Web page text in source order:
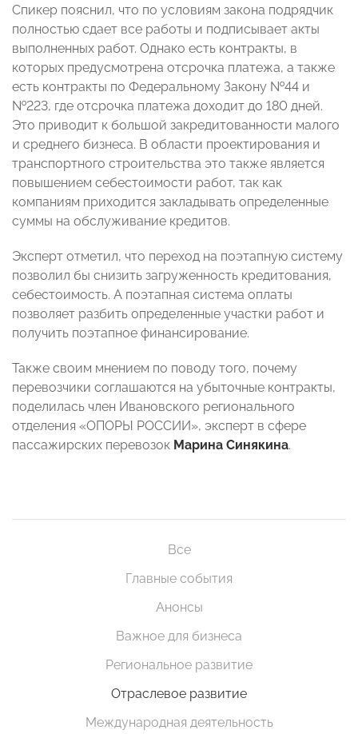
Спикер пояснил, что по условиям закона подрядчик
полностью сдает все работы и подписывает акты
выполненных работ. Однако есть контракты, в
которых предусмотрена отсрочка платежа, а также
есть контракты по Федеральному Закону №44 и
№223, где отсрочка платежа доходит до 180 дней.
Это приводит к большой закредитованности малого
и среднего бизнеса. В области проектирования и
транспортного строительства это также является
повышением себестоимости работ, так как
компаниям приходится закладывать определенные
суммы на обслуживание кредитов.
Эксперт отметил, что переход на поэтапную систему
позволил бы снизить загруженность кредитования,
себестоимость. А поэтапная система оплаты
позволяет разбить определенные участки работ и
получить поэтапное финансирование.
Также своим мнением по поводу того, почему
перевозчики соглашаются на убыточные контракты,
поделилась член Ивановского регионального
отделения «ОПОРЫ РОССИИ», эксперт в сфере
пассажирских перевозок Марина Синякина.
Все
Главные события
Анонсы
Важное для бизнеса
Региональное развитие
Отраслевое развитие
Международная деятельность